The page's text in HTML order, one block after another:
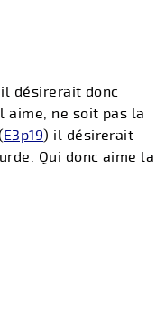
désirerait donc
aime, ne soit pas la
E3p19) il désirerait
Qui donc aime la